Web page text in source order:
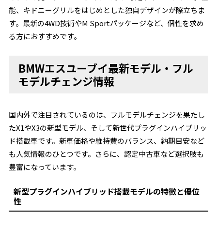
能、キドニーグリルをはじめとした独自デザインが際立ちま
す。最新の4WD技術やM Sportパッケージなど、個性を求め
る方におすすめです。
BMWエスユーブイ最新モデル・フル
モデルチェンジ情報
国内外で注目されているのは、フルモデルチェンジを果たし
たX1やX3の新型モデル、そして新世代プラグインハイブリッ
ド搭載車です。新車価格や維持費のバランス、納期目安など
も人気情報のひとつです。さらに、認定中古車など選択肢も
豊富になっています。
新型プラグインハイブリッド搭載モデルの特徴と優位
性